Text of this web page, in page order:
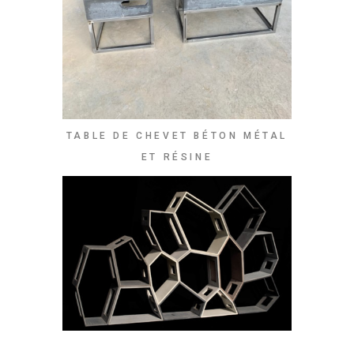
TABLE DE CHEVET BÉTON MÉTAL
ET RÉSINE